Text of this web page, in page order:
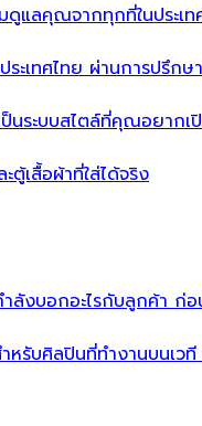
ลคุณจากทุกที่ในประเ
ะเทศไทย ผ่านการปรึกษ
นระบบสไตล์ที่คุณอยากเ
เสื้อผ้าที่ใส่ได้จริง
บอกอะไรกับลูกค้า ก่อน
รับศิลปินที่ทำงานบนเวที